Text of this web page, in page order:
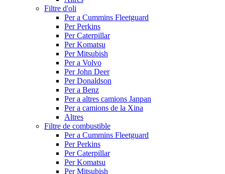
Filtre d'oli
Per a Cummins Fleetguard
Per Perkins
Per Caterpillar
Per Komatsu
Per Mitsubish
Per a Volvo
Per John Deer
Per Donaldson
Per a Benz
Per a altres camions Janpan
Per a camions de la Xina
Altres
Filtre de combustible
Per a Cummins Fleetguard
Per Perkins
Per Caterpillar
Per Komatsu
Per Mitsubish